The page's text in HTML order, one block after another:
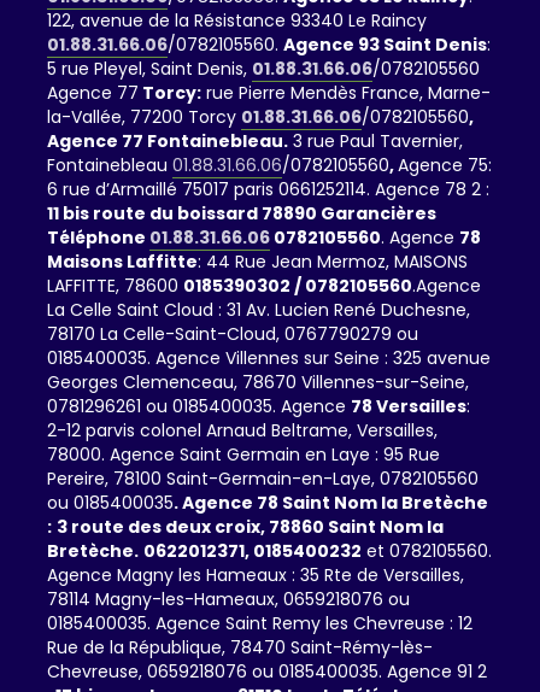
122, avenue de la Résistance 93340 Le Raincy
01.88.31.66.06/0782105560. Agence 93 Saint Denis:
5 rue Pleyel, Saint Denis, 01.88.31.66.06/0782105560
Agence 77 Torcy: rue Pierre Mendès France, Marne-
la-Vallée, 77200 Torcy 01.88.31.66.06/0782105560,
Agence 77 Fontainebleau. 3 rue Paul Tavernier,
Fontainebleau 01.88.31.66.06/0782105560,Agence 75:
6 rue d’Armaillé 75017 paris 0661252114. Agence 78 2 :
11 bis route du boissard 78890 Garancières
Téléphone 01.88.31.66.06 0782105560. Agence 78
Maisons Laffitte: 44 Rue Jean Mermoz, MAISONS
LAFFITTE, 78600 0185390302 / 0782105560.Agence
La Celle Saint Cloud : 31 Av. Lucien René Duchesne,
78170 La Celle-Saint-Cloud, 0767790279 ou
0185400035. Agence Villennes sur Seine : 325 avenue
Georges Clemenceau, 78670 Villennes-sur-Seine,
0781296261 ou 0185400035. Agence 78 Versailles:
2-12 parvis colonel Arnaud Beltrame, Versailles,
78000. Agence Saint Germain en Laye : 95 Rue
Pereire, 78100 Saint-Germain-en-Laye, 0782105560
ou 0185400035. Agence 78 Saint Nom la Bretèche
: 3 route des deux croix, 78860 Saint Nom la
Bretèche. 0622012371, 0185400232 et 0782105560.
Agence Magny les Hameaux : 35 Rte de Versailles,
78114 Magny-les-Hameaux, 0659218076 ou
0185400035. Agence Saint Remy les Chevreuse : 12
Rue de la République, 78470 Saint-Rémy-lès-
Chevreuse, 0659218076 ou 0185400035. Agence 91 2